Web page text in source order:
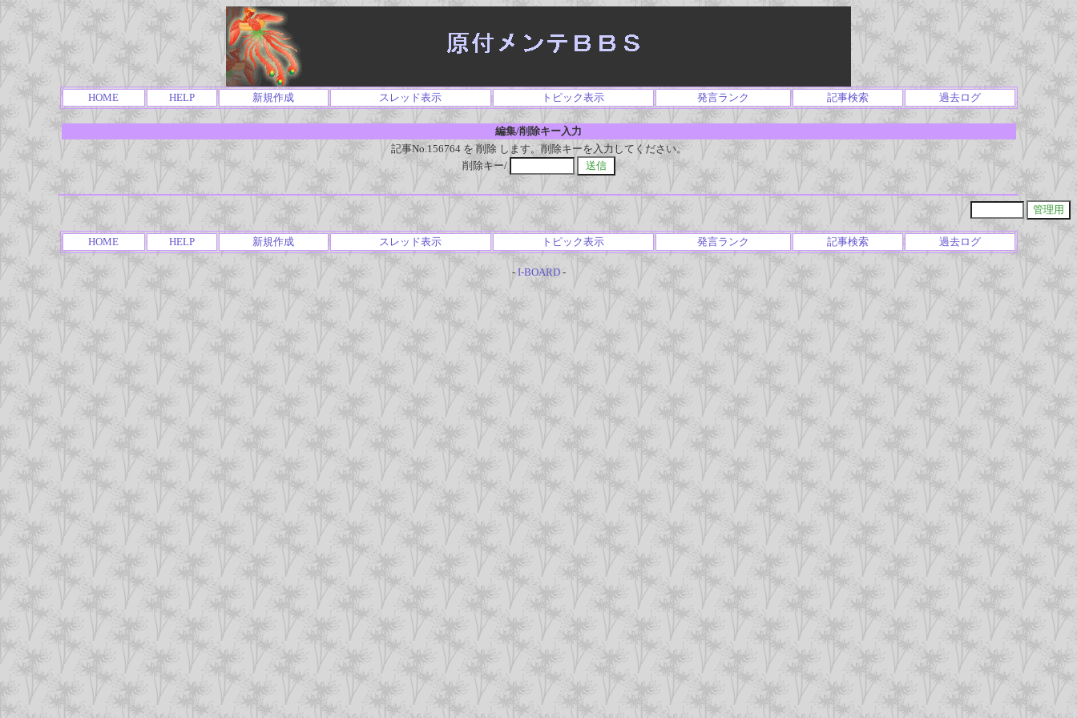
HOME HELP 新規作成 スレッド表示 トピック表示 発言ランク 記事検索 過去ログ
編集/削除キー入力
記事No.156764 を 削除 します。削除キーを入力してください。
削除キー/
HOME HELP 新規作成 スレッド表示 トピック表示 発言ランク 記事検索 過去ログ
- I-BOARD-